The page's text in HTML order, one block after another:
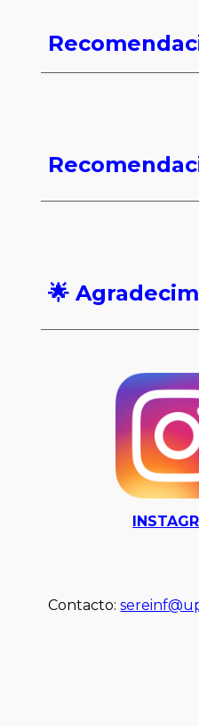
🌟
Contacto: